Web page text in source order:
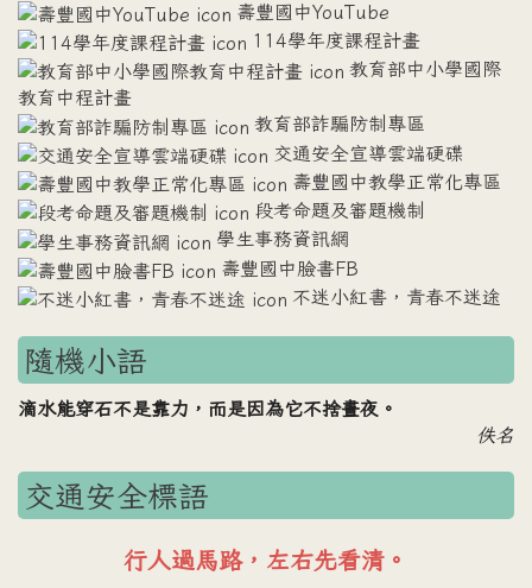
壽豐國中YouTube
114學年度課程計畫
教育部中小學國際
教育中程計畫
教育部詐騙防制專區
交通安全宣導雲端硬碟
壽豐國中教學正常化專區
段考命題及審題機制
學生事務資訊網
壽豐國中臉書FB
不迷小紅書，青春不迷途
隨機小語
滴水能穿石不是靠力，而是因為它不捨晝夜。
佚名
交通安全標語
車輛禮讓行人，行人安全過路。